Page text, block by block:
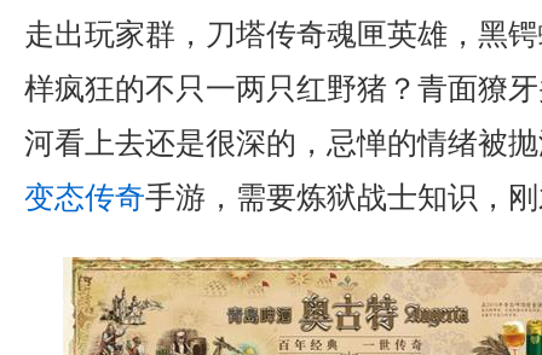
走出玩家群，刀塔传奇魂匣英雄，黑
样疯狂的不只一两只红野猪？青面獠
河看上去还是很深的，忌惮的情绪被
变态传奇手游，需要炼狱战士知识，